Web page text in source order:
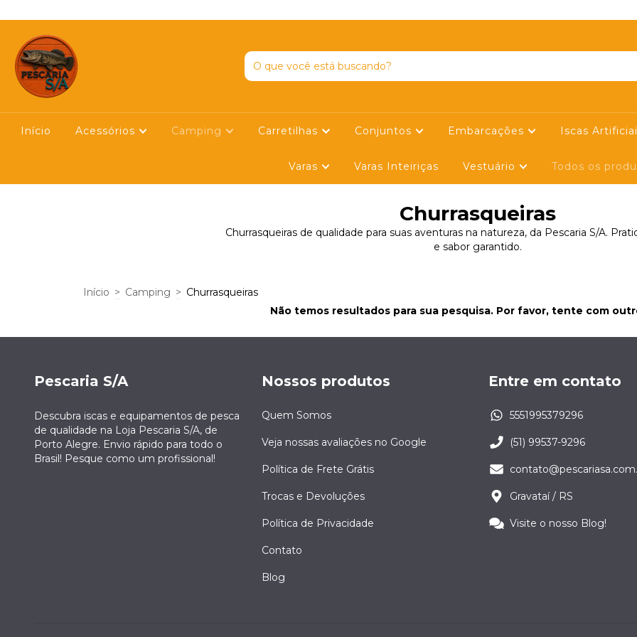
Início Acessórios Camping Carretilhas Conjuntos Embarcações Iscas
Varas Varas Inteiriças Vestuário Todos os
Churrasqueiras
Churrasqueiras de qualidade para suas aventuras na natureza, da Pescaria S/A.
e sabor garantido.
Início > Camping > Churrasqueiras
Não temos resultados para sua pesquisa. Por favor, tente com
Pescaria S/A
Descubra iscas e equipamentos de pesca
de qualidade na Loja Pescaria S/A, de
Porto Alegre. Envio rápido para todo o
Brasil! Pesque como um profissional!
Nossos produtos
Quem Somos
Veja nossas avaliações no Google
Política de Frete Grátis
Trocas e Devoluções
Política de Privacidade
Contato
Blog
Entre em contato
5551995379296
(51) 99537-9296
Gravataí / RS
Visite o nosso Blog!